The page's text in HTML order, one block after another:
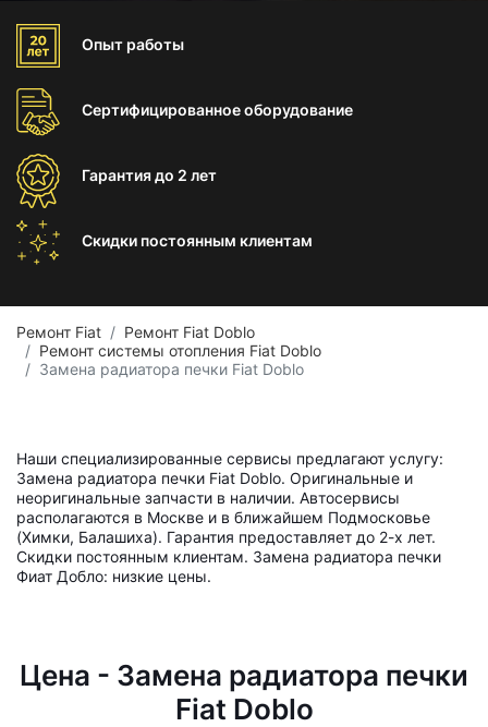
Опыт работы
Сертифицированноеоборудование
Гарантиядо 2 лет
Скидки постоянным клиентам
Ремонт Fiat
Ремонт Fiat Doblo
Ремонт системы отопления Fiat Doblo
Замена радиатора печки Fiat Doblo
Наши специализированные сервисы предлагают услугу:
Замена радиатора печки Fiat Doblo. Оригинальные и
неоригинальные запчасти в наличии. Автосервисы
располагаются в Москве и в ближайшем Подмосковье
(Химки, Балашиха). Гарантия предоставляет до 2-х лет.
Скидки постоянным клиентам. Замена радиатора печки
Фиат Добло: низкие цены.
Цена - Замена радиатора печки
Fiat Doblo